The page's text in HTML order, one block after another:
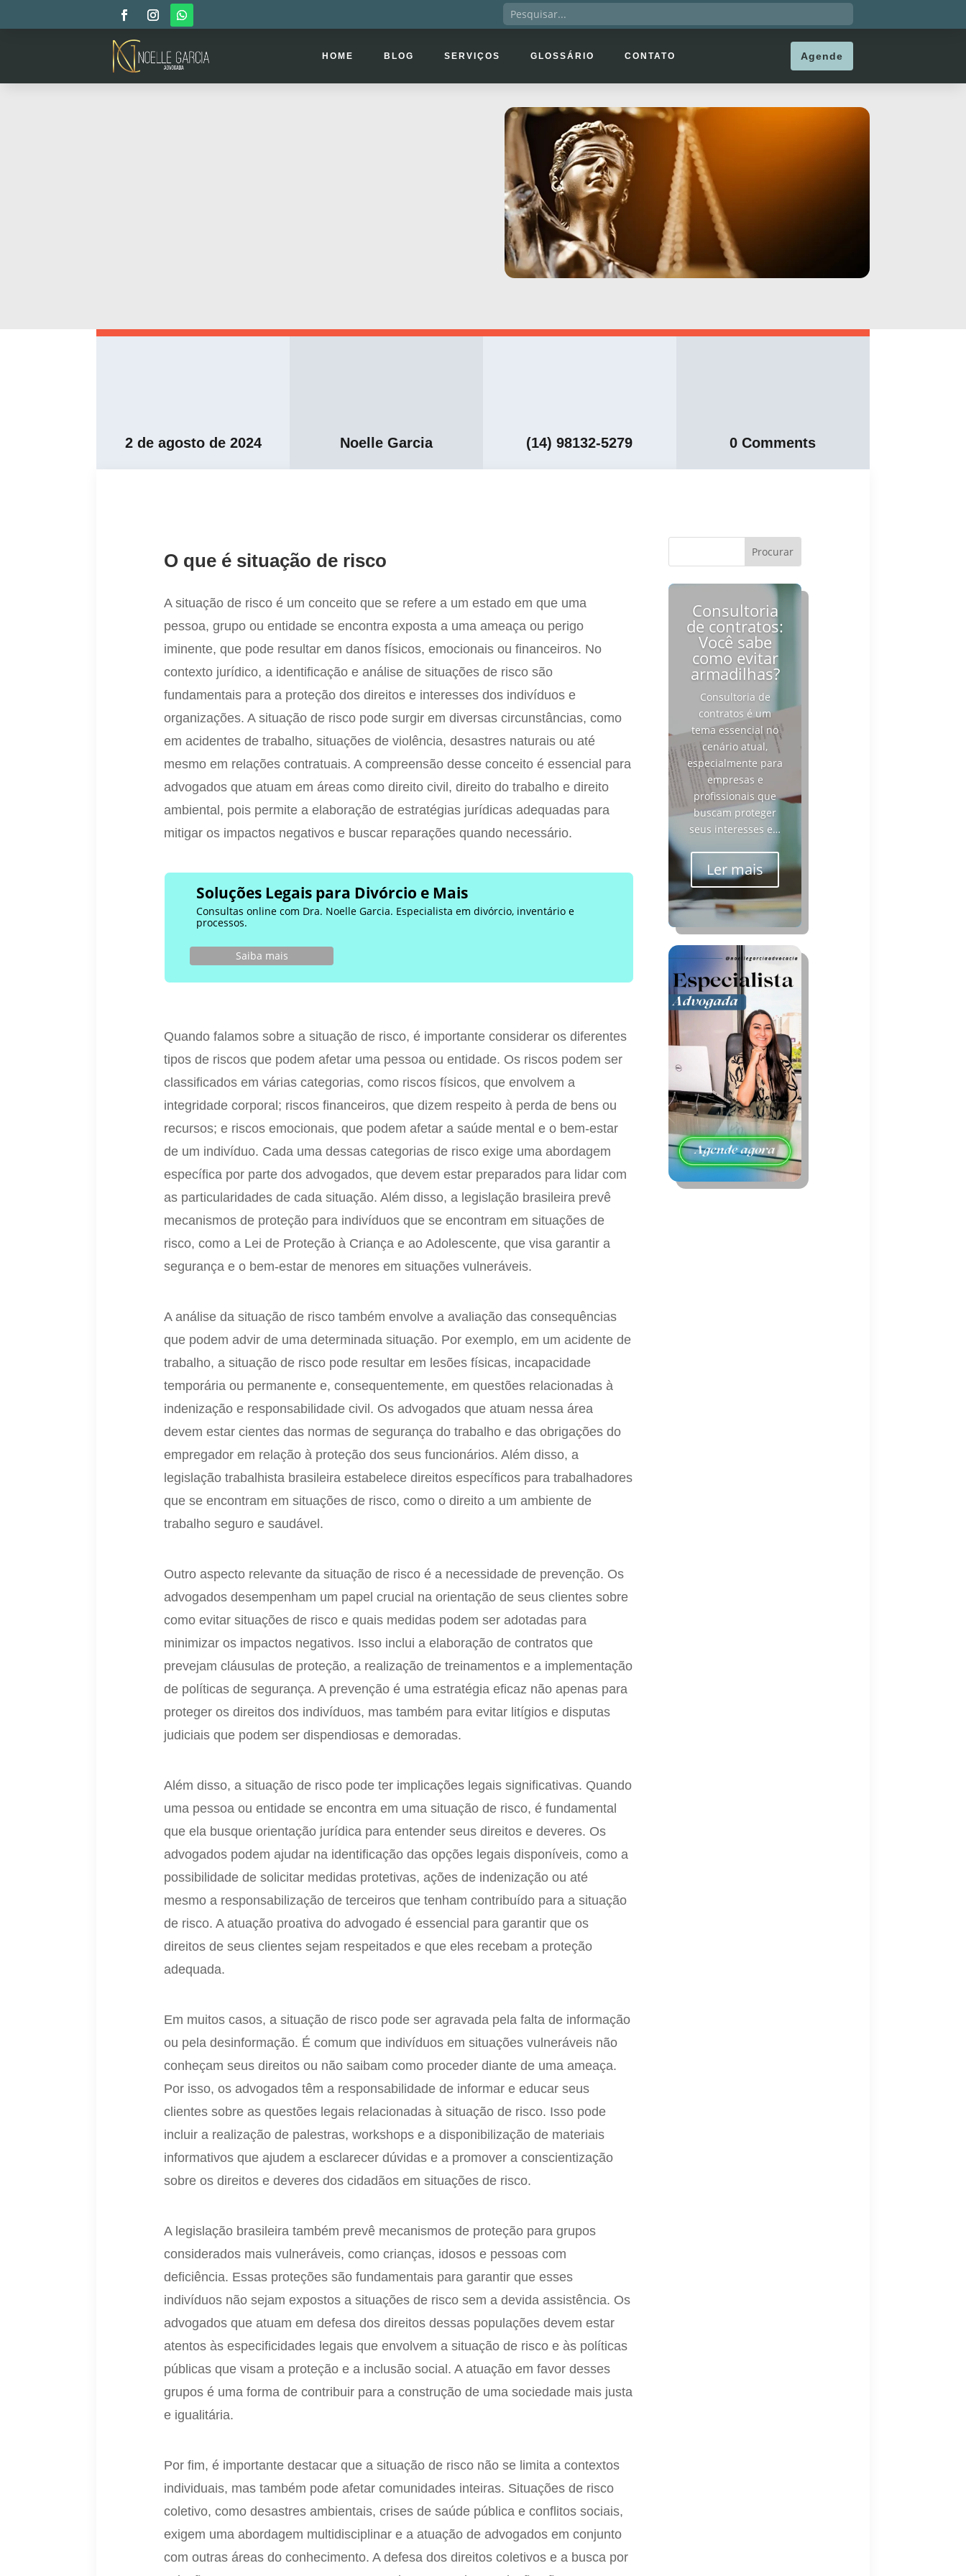
HOME BLOG SERVIÇOS GLOSSÁRIO CONTATO Agende
2 de agosto de 2024 Noelle Garcia (14) 98132-5279 0 Comments
O que é situação de risco
A situação de risco é um conceito que se refere a um estado em que uma
pessoa, grupo ou entidade se encontra exposta a uma ameaça ou perigo
iminente, que pode resultar em danos físicos, emocionais ou financeiros. No
contexto jurídico, a identificação e análise de situações de risco são
fundamentais para a proteção dos direitos e interesses dos indivíduos e
organizações. A situação de risco pode surgir em diversas circunstâncias, como
em acidentes de trabalho, situações de violência, desastres naturais ou até
mesmo em relações contratuais. A compreensão desse conceito é essencial para
advogados que atuam em áreas como direito civil, direito do trabalho e direito
ambiental, pois permite a elaboração de estratégias jurídicas adequadas para
mitigar os impactos negativos e buscar reparações quando necessário.
Soluções Legais para Divórcio e Mais
Consultas online com Dra. Noelle Garcia. Especialista em divórcio, inventário e
processos.
Saiba mais
Quando falamos sobre a situação de risco, é importante considerar os diferentes
tipos de riscos que podem afetar uma pessoa ou entidade. Os riscos podem ser
classificados em várias categorias, como riscos físicos, que envolvem a
integridade corporal; riscos financeiros, que dizem respeito à perda de bens ou
recursos; e riscos emocionais, que podem afetar a saúde mental e o bem-estar
de um indivíduo. Cada uma dessas categorias de risco exige uma abordagem
específica por parte dos advogados, que devem estar preparados para lidar com
as particularidades de cada situação. Além disso, a legislação brasileira prevê
mecanismos de proteção para indivíduos que se encontram em situações de
risco, como a Lei de Proteção à Criança e ao Adolescente, que visa garantir a
segurança e o bem-estar de menores em situações vulneráveis.
A análise da situação de risco também envolve a avaliação das consequências
que podem advir de uma determinada situação. Por exemplo, em um acidente de
trabalho, a situação de risco pode resultar em lesões físicas, incapacidade
temporária ou permanente e, consequentemente, em questões relacionadas à
indenização e responsabilidade civil. Os advogados que atuam nessa área
devem estar cientes das normas de segurança do trabalho e das obrigações do
empregador em relação à proteção dos seus funcionários. Além disso, a
legislação trabalhista brasileira estabelece direitos específicos para trabalhadores
que se encontram em situações de risco, como o direito a um ambiente de
trabalho seguro e saudável.
Outro aspecto relevante da situação de risco é a necessidade de prevenção. Os
advogados desempenham um papel crucial na orientação de seus clientes sobre
como evitar situações de risco e quais medidas podem ser adotadas para
minimizar os impactos negativos. Isso inclui a elaboração de contratos que
prevejam cláusulas de proteção, a realização de treinamentos e a implementação
de políticas de segurança. A prevenção é uma estratégia eficaz não apenas para
proteger os direitos dos indivíduos, mas também para evitar litígios e disputas
judiciais que podem ser dispendiosas e demoradas.
Além disso, a situação de risco pode ter implicações legais significativas. Quando
uma pessoa ou entidade se encontra em uma situação de risco, é fundamental
que ela busque orientação jurídica para entender seus direitos e deveres. Os
advogados podem ajudar na identificação das opções legais disponíveis, como a
possibilidade de solicitar medidas protetivas, ações de indenização ou até
mesmo a responsabilização de terceiros que tenham contribuído para a situação
de risco. A atuação proativa do advogado é essencial para garantir que os
direitos de seus clientes sejam respeitados e que eles recebam a proteção
adequada.
Em muitos casos, a situação de risco pode ser agravada pela falta de informação
ou pela desinformação. É comum que indivíduos em situações vulneráveis não
conheçam seus direitos ou não saibam como proceder diante de uma ameaça.
Por isso, os advogados têm a responsabilidade de informar e educar seus
clientes sobre as questões legais relacionadas à situação de risco. Isso pode
incluir a realização de palestras, workshops e a disponibilização de materiais
informativos que ajudem a esclarecer dúvidas e a promover a conscientização
sobre os direitos e deveres dos cidadãos em situações de risco.
A legislação brasileira também prevê mecanismos de proteção para grupos
considerados mais vulneráveis, como crianças, idosos e pessoas com
deficiência. Essas proteções são fundamentais para garantir que esses
indivíduos não sejam expostos a situações de risco sem a devida assistência. Os
advogados que atuam em defesa dos direitos dessas populações devem estar
atentos às especificidades legais que envolvem a situação de risco e às políticas
públicas que visam a proteção e a inclusão social. A atuação em favor desses
grupos é uma forma de contribuir para a construção de uma sociedade mais justa
e igualitária.
Por fim, é importante destacar que a situação de risco não se limita a contextos
individuais, mas também pode afetar comunidades inteiras. Situações de risco
coletivo, como desastres ambientais, crises de saúde pública e conflitos sociais,
exigem uma abordagem multidisciplinar e a atuação de advogados em conjunto
com outras áreas do conhecimento. A defesa dos direitos coletivos e a busca por
Consultoria
de contratos:
Você sabe
como evitar
armadilhas?
Consultoria de
contratos é um
tema essencial no
cenário atual,
especialmente para
empresas e
profissionais que
buscam proteger
seus interesses e…
Ler mais